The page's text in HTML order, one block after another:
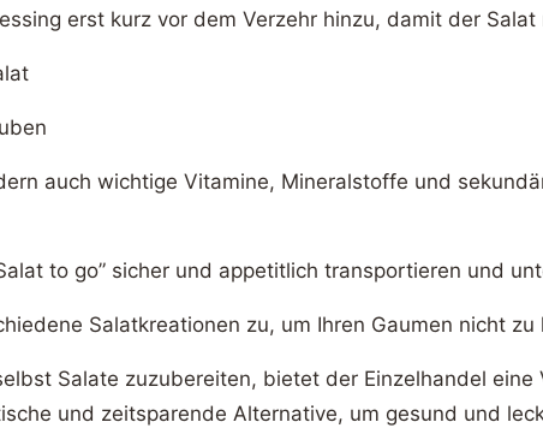
erst kurz vor dem Verzehr hinzu, damit der
auch wichtige Vitamine, Mineralstoffe und
to go” sicher und appetitlich transportieren und
Salatkreationen zu, um Ihren Gaumen nicht zu
Salate zuzubereiten, bietet der Einzelhandel eine
und zeitsparende Alternative, um gesund und